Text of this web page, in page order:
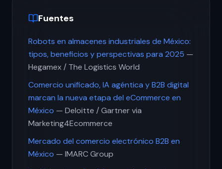
Fuentes
Robots en almacenes industriales de México:
tipos, beneficios y perspectivas para 2025 —
Hegamex / The Logistics World
Comercio unificado, IA agéntica y B2B digital
marcan la nueva etapa del eCommerce en
México — Deloitte / Gartner via
Marketing4Ecommerce
Mercado del comercio electrónico B2B en
México — IMARC Group